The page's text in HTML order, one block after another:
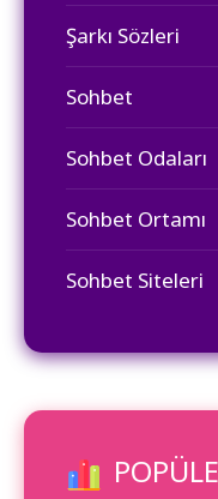
Şarkı Sözleri
Sohbet
Sohbet Odaları
Sohbet Ortamı
Sohbet Siteleri